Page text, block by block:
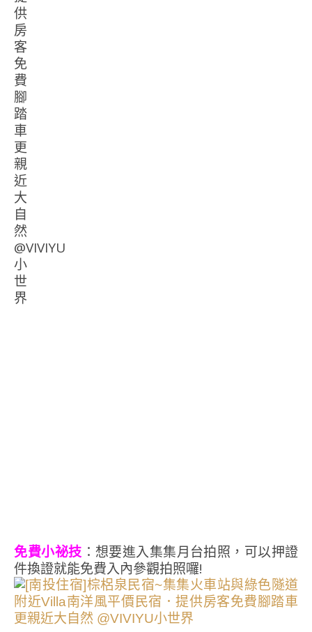
免費小祕技：想要進入集集月台拍照，可以押證
件換證就能免費入內參觀拍照囉!